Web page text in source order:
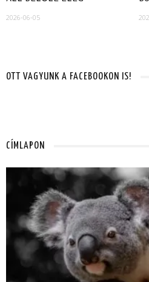
2026-06-05
OTT VAGYUNK A FACEBOOKON IS!
CÍMLAPON